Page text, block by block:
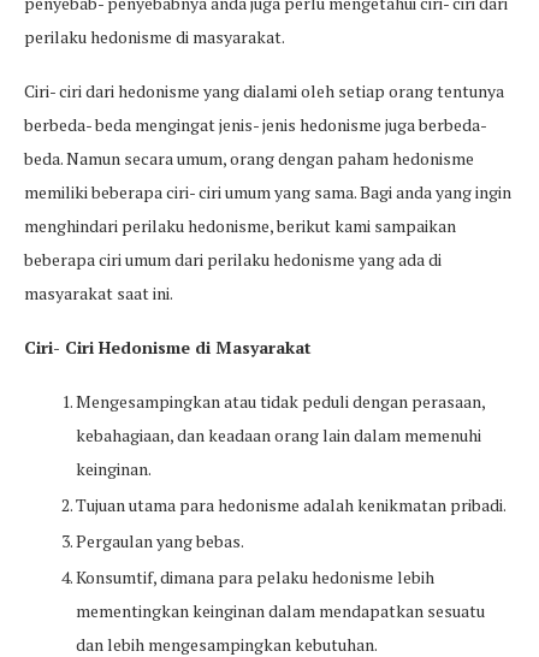
perilaku hedonisme di masyarakat.
Ciri- ciri dari hedonisme yang dialami oleh setiap orang tentunya
berbeda- beda mengingat jenis- jenis hedonisme juga berbeda-
beda. Namun secara umum, orang dengan paham hedonisme
memiliki beberapa ciri- ciri umum yang sama. Bagi anda yang ingin
menghindari perilaku hedonisme, berikut kami sampaikan
beberapa ciri umum dari perilaku hedonisme yang ada di
masyarakat saat ini.
Ciri- Ciri Hedonisme di Masyarakat
Mengesampingkan atau tidak peduli dengan perasaan,
kebahagiaan, dan keadaan orang lain dalam memenuhi
keinginan.
Tujuan utama para hedonisme adalah kenikmatan pribadi.
Pergaulan yang bebas.
Konsumtif, dimana para pelaku hedonisme lebih
mementingkan keinginan dalam mendapatkan sesuatu
dan lebih mengesampingkan kebutuhan.